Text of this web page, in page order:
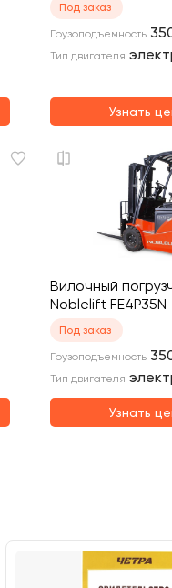
Под заказ
Грузоподъемность
Тип двигателя
Узнать
Вилочный
Noblelift FE4P35N
Под заказ
Грузоподъемность
Тип двигателя
Узнать